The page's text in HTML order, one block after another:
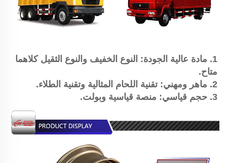
متاح.
2. ماهر ومهني: تقنية اللحام المثالية وتقنية الطلاء.
3. حجم قياسي: منصة قياسية وبولت.